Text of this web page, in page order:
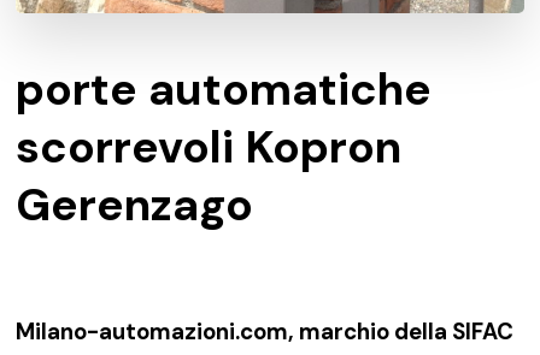
porte automatiche
scorrevoli Kopron
Gerenzago
Milano-automazioni.com, marchio della SIFAC